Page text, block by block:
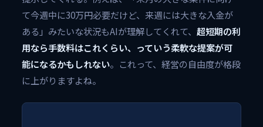
て今週中に30万円必要だけど、来週には大きな入金が
ある」みたいな状況もAIが理解してくれて、超短期の利
用なら手数料はこれくらい、っていう柔軟な提案が可
能になるかもしれない。これって、経営の自由度が格段
に上がりますよね。